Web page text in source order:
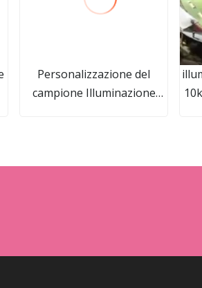
Personalizzazione del
campione Illuminazione
Luci LED a energia solare